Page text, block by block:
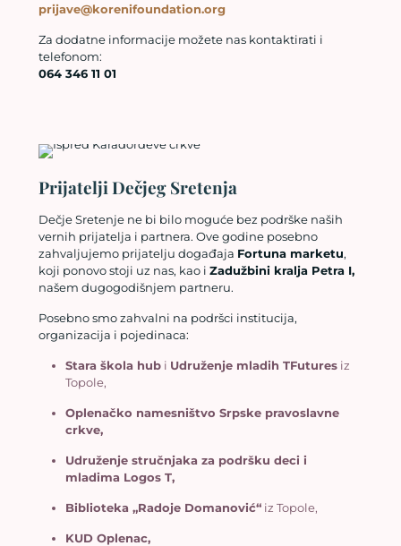
prijave@korenifoundation.org
Za dodatne informacije možete nas kontaktirati i
telefonom:
064 346 11 01
Prijatelji Dečjeg Sretenja
Dečje Sretenje ne bi bilo moguće bez podrške naših
vernih prijatelja i partnera. Ove godine posebno
zahvaljujemo prijatelju događaja Fortuna marketu,
koji ponovo stoji uz nas, kao i Zadužbini kralja Petra I,
našem dugogodišnjem partneru.
Posebno smo zahvalni na podršci institucija,
organizacija i pojedinaca:
Stara škola hubi Udruženje mladih TFuturesiz
Topole,
Oplenačko namesništvo Srpske pravoslavne
crkve,
Udruženje stručnjaka za podršku deci i
mladima Logos T,
Biblioteka „Radoje Domanović“iz Topole,
KUD Oplenac,